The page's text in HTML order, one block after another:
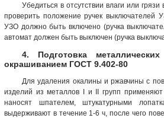
Убедиться в отсутствии влаги или грязи
проверить положение ручек выключателей
УЗО должно быть включено (ручка
автомат должен быть выключен (ручка
4. Подготовка
окрашиванием ГОСТ 9.402-80
Для удаления окалины и ржавчины с
изделий из металлов I и II групп применяют
наносят шпателем, штукатурными
выдерживают в течение 1-6 ч, после чего